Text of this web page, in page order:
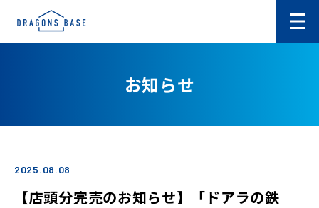
お知らせ
2025.08.08
【店頭分完売のお知らせ】「ドアラの鉄